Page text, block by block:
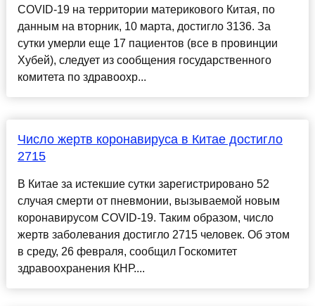
COVID-19 на территории материкового Китая, по
данным на вторник, 10 марта, достигло 3136. За
сутки умерли еще 17 пациентов (все в провинции
Хубей), следует из сообщения государственного
комитета по здравоохр...
Число жертв коронавируса в Китае достигло
2715
В Китае за истекшие сутки зарегистрировано 52
случая смерти от пневмонии, вызываемой новым
коронавирусом COVID-19. Таким образом, число
жертв заболевания достигло 2715 человек. Об этом
в среду, 26 февраля, сообщил Госкомитет
здравоохранения КНР....